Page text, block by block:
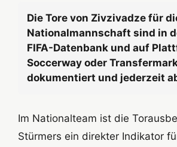
Die Tore von Zivzivadze für
Nationalmannschaft sind in
FIFA-Datenbank und auf
Soccerway oder
dokumentiert und jederzeit
Im Nationalteam ist die
Stürmers ein direkter Indikator